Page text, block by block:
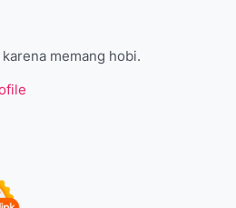
memang hobi.